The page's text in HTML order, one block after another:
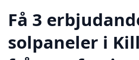
Få 3
solpaneler i